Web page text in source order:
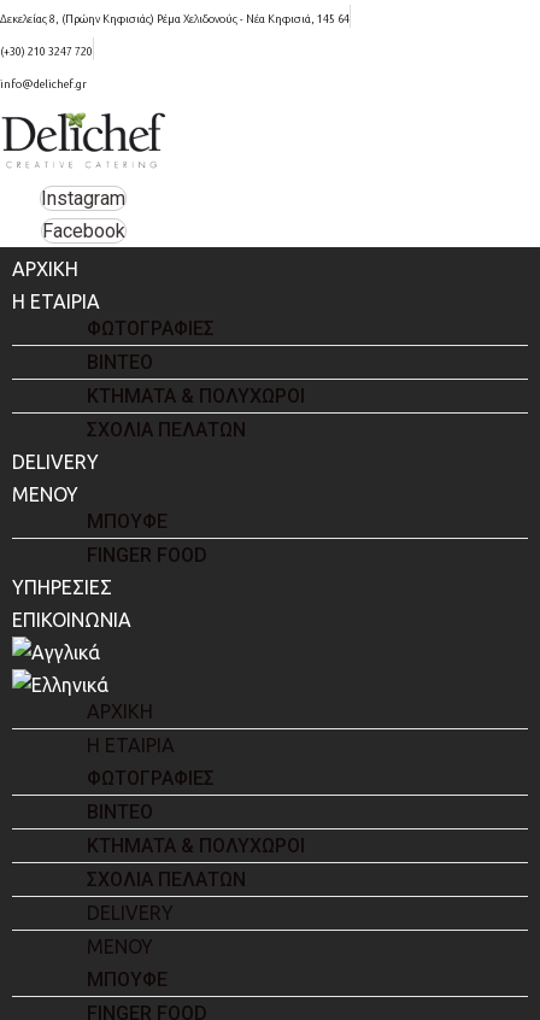
Δεκελείας 8, (Πρώην Κηφισιάς) Ρέμα Χελιδονούς - Νέα Κηφισιά, 145 64
(+30) 210 3247 720
info@delichef.gr
Instagram
Facebook
ΑΡΧΙΚΗ
Η ΕΤΑΙΡΙΑ
ΦΩΤΟΓΡΑΦΙΕΣ
ΒΙΝΤΕΟ
ΚΤΗΜΑΤΑ & ΠΟΛΥΧΩΡΟΙ
ΣΧΟΛΙΑ ΠΕΛΑΤΩΝ
DELIVERY
ΜΕΝΟΥ
ΜΠΟΥΦΕ
FINGER FOOD
ΥΠΗΡΕΣΙΕΣ
ΕΠΙΚΟΙΝΩΝΙΑ
ΑΡΧΙΚΗ
Η ΕΤΑΙΡΙΑ
ΦΩΤΟΓΡΑΦΙΕΣ
ΒΙΝΤΕΟ
ΚΤΗΜΑΤΑ & ΠΟΛΥΧΩΡΟΙ
ΣΧΟΛΙΑ ΠΕΛΑΤΩΝ
DELIVERY
ΜΕΝΟΥ
ΜΠΟΥΦΕ
FINGER FOOD